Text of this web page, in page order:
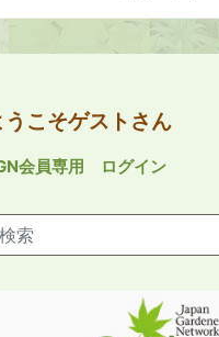
うこそゲストさん
会員専用 ログイン